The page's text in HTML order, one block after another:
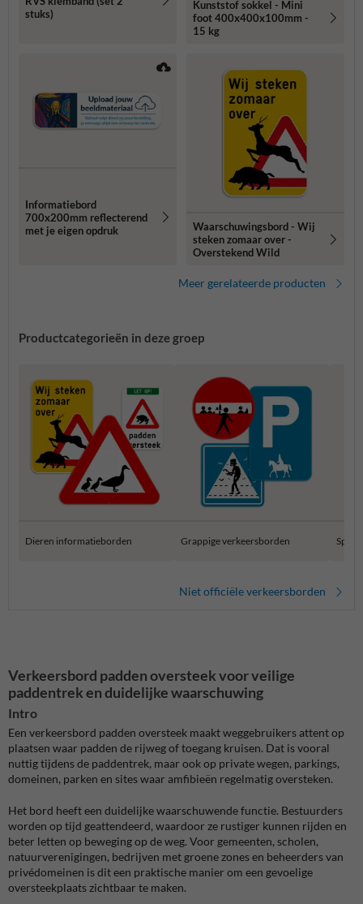
stuks)
Kunststof sokkel - Mini
foot 400x400x100mm -
15 kg
Informatiebord
700x200mm reflecterend
met je eigen opdruk
Waarschuwingsbord - Wij
steken zomaar over -
Overstekend Wild
Meer gerelateerde producten
Productcategorieën in deze groep
Dieren informatieborden Grappige verkeersborden
Niet officiële verkeersborden
Verkeersbord padden oversteek voor veilige
paddentrek en duidelijke waarschuwing
Intro
Een verkeersbord padden oversteek maakt weggebruikers attent op
plaatsen waar padden de rijweg of toegang kruisen. Dat is vooral
nuttig tijdens de paddentrek, maar ook op private wegen, parkings,
domeinen, parken en sites waar amfibieën regelmatig oversteken.
Het bord heeft een duidelijke waarschuwende functie. Bestuurders
worden op tijd geattendeerd, waardoor ze rustiger kunnen rijden en
beter letten op beweging op de weg. Voor gemeenten, scholen,
natuurverenigingen, bedrijven met groene zones en beheerders van
privédomeinen is dit een praktische manier om een gevoelige
oversteekplaats zichtbaar te maken.